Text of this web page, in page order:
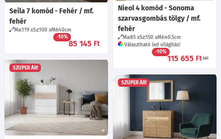
Nieol 4 komód - Sonoma
szarvasgombás tölgy / mf.
fehér
Ma:85 Sz:150 Mé:40.5cm
Választható led világítás!
-10%
115 655 Ft-tól
Seila 7 komód - Fehér / mf.
fehér
Ma:119 Sz:100 Mé:40cm
-10%
85 145 Ft
SZUPER ÁR!
SZUPER ÁR!